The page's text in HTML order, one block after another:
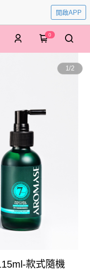
開啟APP
0
1/2
款式隨機